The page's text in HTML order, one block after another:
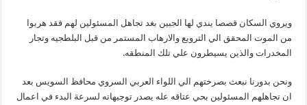
ويروي السكان قصصا يندي لها الجبين بغد تجاهل المسئولين لهم فقد هربوا
من الموت المحقق الي الترويع والارهاب المستمر من قبل البلطجيه وتجار
المخدرات والذين يسيطرون علي تلك المنطقه.
ونحن بدورنا نبعث بصرختهم الي اللواء العربي السروي محافظ السويس بعد
ان تجاهلهم المسئولين بحي عتاقه عله يصدر توجيهاته لسرعة البدء في اعمال